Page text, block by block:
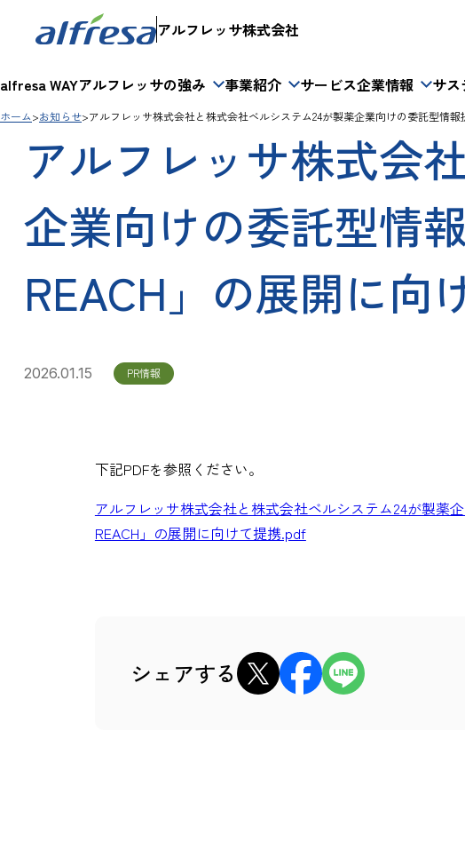
アルフレッサ株式会社
alfresa WAYアルフレッサの強み 事業紹介 サービス企業情報 サス
ホーム お知らせ アルフレッサ株式会社と株式会社ベルシステム24が製薬企業向けの委託型情
アルフレッサ株式会
企業向けの委託型情
REACH」の展開に向
2026.01.15 PR情報
下記PDFを参照ください。
アルフレッサ株式会社と株式会社ベルシステム24が製薬
REACH」の展開に向けて提携.pdf
シェアする xでシェアFacebookでシェア
LINEでシェア